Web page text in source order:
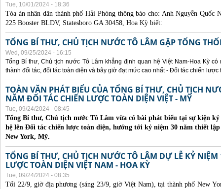
Tue, 10/01/2024 - 18:36
Tòa án nhân dân thành phố Hải Phòng thông báo cho: Anh Nguyễn Quốc
225 Booster BLDV, Statesboro GA 30458, Hoa Kỳ biết:
TỔNG BÍ THƯ, CHỦ TỊCH NƯỚC TÔ LÂM GẶP TỔNG
Wed, 09/25/2024 - 16:15
Tổng Bí thư, Chủ tịch nước Tô Lâm khẳng định quan hệ Việt Nam-Hoa Kỳ
thành đối tác, đối tác toàn diện và bây giờ đạt mức cao nhất - Đối tác chiến lược
TOÀN VĂN PHÁT BIỂU CỦA TỔNG BÍ THƯ, CHỦ TỊCH
NĂM ĐỐI TÁC CHIẾN LƯỢC TOÀN DIỆN VIỆT - MỸ
Tue, 09/24/2024 - 08:45
Tổng Bí thư, Chủ tịch nước Tô Lâm vừa có bài phát biểu tại sự kiện
hệ lên Đối tác chiến lược toàn diện, hướng tới kỷ niệm 30 năm thiết
New York, Mỹ.
TỔNG BÍ THƯ, CHỦ TỊCH NƯỚC TÔ LÂM DỰ LỄ KỶ
LƯỢC TOÀN DIỆN VIỆT NAM - HOA KỲ
Tue, 09/24/2024 - 08:35
Tối 22/9, giờ địa phương (sáng 23/9, giờ Việt Nam), tại thành phố New